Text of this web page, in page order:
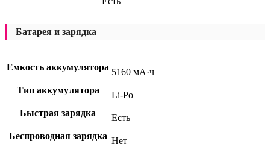
Батарея и зарядка
Емкость аккумулятора 5160 мА·ч
Тип аккумулятора
Li-Po
Быстрая зарядка
Есть
Беспроводная зарядка Нет